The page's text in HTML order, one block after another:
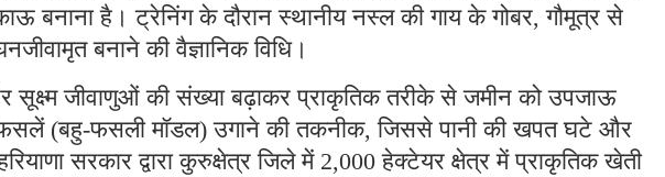
बनाना है। ट्रेनिंग के दौरान स्थानीय नस्ल की गाय के गोबर, गौमूत्र से
बनाने की वैज्ञानिक विधि।
सूक्ष्म जीवाणुओं की संख्या बढ़ाकर प्राकृतिक तरीके से जमीन को उपजाऊ
(बहु-फसली मॉडल) उगाने की तकनीक, जिससे पानी की खपत घटे और
सरकार द्वारा कुरुक्षेत्र जिले में 2,000 हेक्टेयर क्षेत्र में प्राकृतिक खेती